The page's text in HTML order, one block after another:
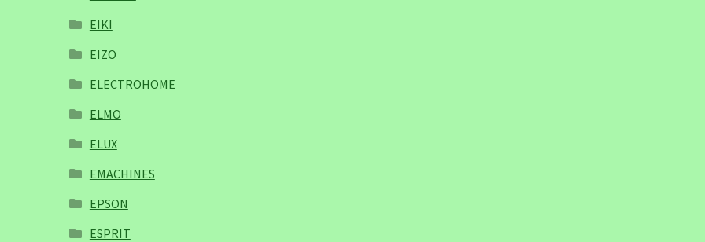
EIKI
EIZO
ELECTROHOME
ELMO
ELUX
EMACHINES
EPSON
ESPRIT